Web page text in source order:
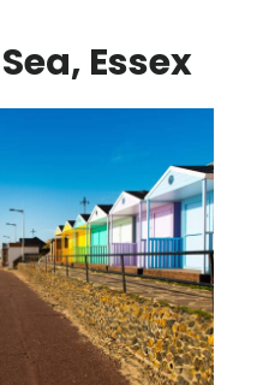
Essex